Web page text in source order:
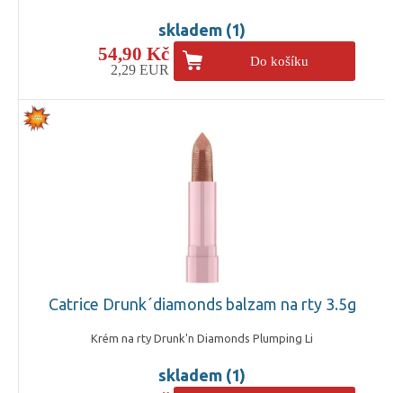
skladem (1)
54,90 Kč
2,29 EUR
Do košíku
Catrice Drunk´diamonds balzam na rty 3.5g
Krém na rty Drunk'n Diamonds Plumping Li
skladem (1)